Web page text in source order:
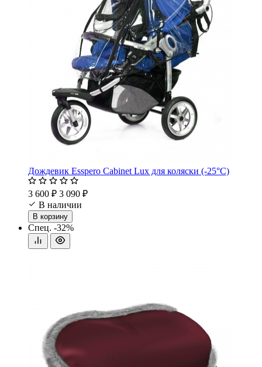
Дождевик Esspero Cabinet Lux для коляски (-25°С)
3 600 ₽ 3 090 ₽
В наличии
В корзину
Спец. -32%